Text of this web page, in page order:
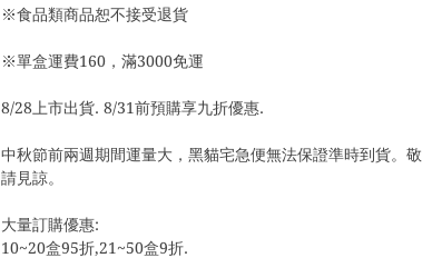
※食品類商品恕不接受退貨
※單盒運費160，滿3000免運
8/28上市出貨. 8/31前預購享九折優惠.
中秋節前兩週期間運量大，黑貓宅急便無法保證準時到貨。敬
請見諒。
大量訂購優惠:
10~20盒95折,21~50盒9折.